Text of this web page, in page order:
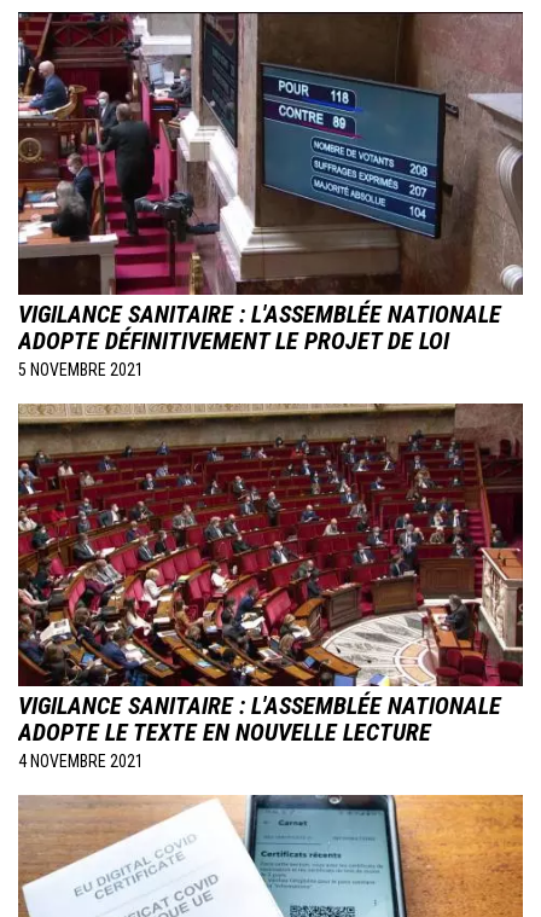
Image
VIGILANCE SANITAIRE : L'ASSEMBLÉE NATIONALE
ADOPTE DÉFINITIVEMENT LE PROJET DE LOI
5 NOVEMBRE 2021
Image
VIGILANCE SANITAIRE : L'ASSEMBLÉE NATIONALE
ADOPTE LE TEXTE EN NOUVELLE LECTURE
4 NOVEMBRE 2021
Image